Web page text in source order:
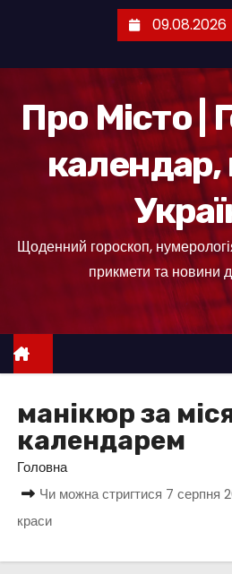
е
09.08.2026
Про Місто |
Щоденний гороскоп,
прикмети та новини
манікюр за
календарем
Головна
Чи можна стригтися 7 серпня
краси